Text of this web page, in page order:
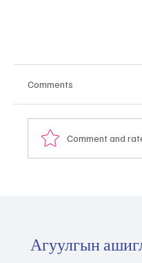
Comments
Comment and
Агуулгын